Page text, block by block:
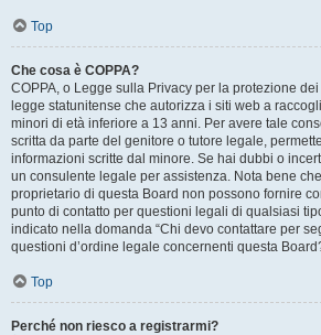
Top
Che cosa è COPPA?
COPPA, o Legge sulla Privacy per la protezione
legge statunitense che autorizza i siti web a
minori di età inferiore a 13 anni. Per avere tale
scritta da parte del genitore o tutore legale,
informazioni scritte dal minore. Se hai dubbi o
un consulente legale per assistenza. Nota bene
proprietario di questa Board non possono fornire
punto di contatto per questioni legali di qualsiasi
indicato nella domanda “Chi devo contattare per
questioni d’ordine legale concernenti questa
Top
Perché non riesco a registrarmi?